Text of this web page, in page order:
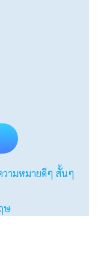
วามหมายดีๆ สั้นๆ
ษ